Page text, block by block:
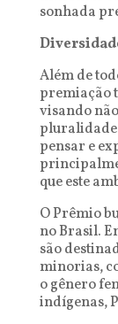
sonhada
Além de
premiação
visando
pluralidade
pensar e
que este
O Prêmio
no Brasil.
são
minorias,
o gênero
indígenas,